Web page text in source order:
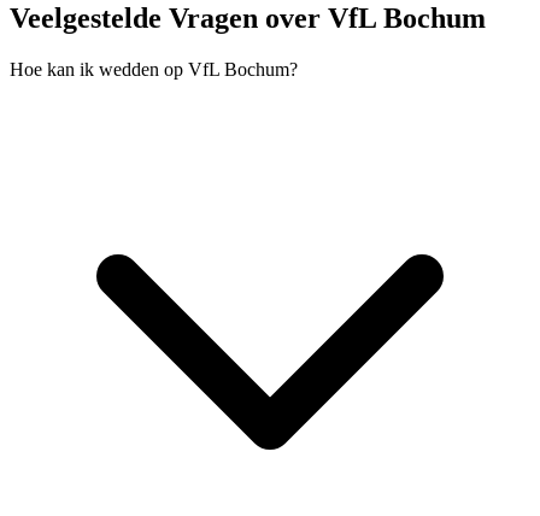
Veelgestelde Vragen over VfL Bochum
Hoe kan ik wedden op VfL Bochum?